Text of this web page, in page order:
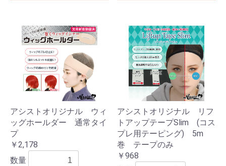
アシストオリジナル ウィ
ッグホールダー 通常タイ
プ
￥2,178
数量
アシストオリジナル リフ
トアップテープSlim (コス
プレ用テーピング) 5m
巻 テープのみ
￥968